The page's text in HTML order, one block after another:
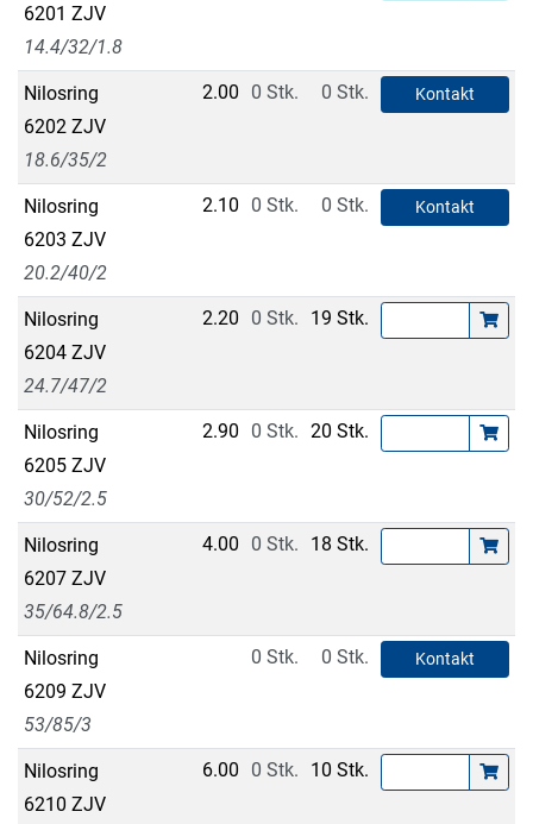
6201 ZJV
14.4/32/1.8
Nilosring
6202 ZJV
18.6/35/2
2.00 0 Stk. 0 Stk. Kontakt
Nilosring
6203 ZJV
20.2/40/2
2.10 0 Stk. 0 Stk. Kontakt
Nilosring
6204 ZJV
24.7/47/2
2.20 0 Stk. 19 Stk.
Nilosring
6205 ZJV
30/52/2.5
2.90 0 Stk. 20 Stk.
Nilosring
6207 ZJV
35/64.8/2.5
4.00 0 Stk. 18 Stk.
Nilosring
6209 ZJV
53/85/3
0 Stk. 0 Stk. Kontakt
Nilosring
6210 ZJV
6.00 0 Stk. 10 Stk.